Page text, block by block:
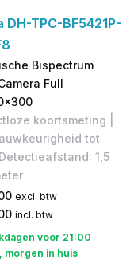
DH-TPC-BF5421P-
Bispectrum
Full
koortsmeting |
tot
1,5
excl. btw
incl. btw
voor 21:00
morgen in huis